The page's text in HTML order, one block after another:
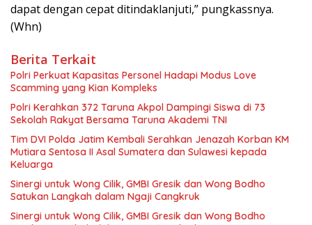
dapat dengan cepat ditindaklanjuti,” pungkassnya.
(Whn)
Berita Terkait
Polri Perkuat Kapasitas Personel Hadapi Modus Love
Scamming yang Kian Kompleks
Polri Kerahkan 372 Taruna Akpol Dampingi Siswa di 73
Sekolah Rakyat Bersama Taruna Akademi TNI
Tim DVI Polda Jatim Kembali Serahkan Jenazah Korban KM
Mutiara Sentosa II Asal Sumatera dan Sulawesi kepada
Keluarga
Sinergi untuk Wong Cilik, GMBI Gresik dan Wong Bodho
Satukan Langkah dalam Ngaji Cangkruk
Sinergi untuk Wong Cilik, GMBI Gresik dan Wong Bodho